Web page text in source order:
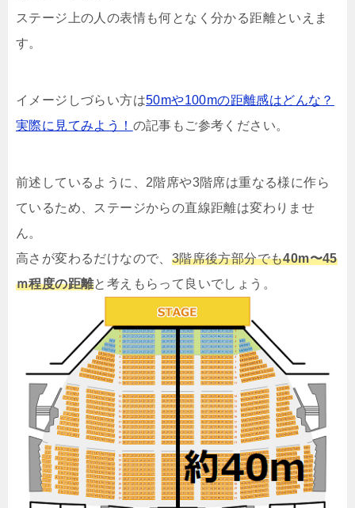
ステージ上の人の表情も何となく分かる距離といえま
す。
イメージしづらい方は50mや100mの距離感はどんな？
実際に見てみよう！ の記事もご参考ください。
前述しているように、2階席や3階席は重なる様に作ら
ているため、ステージからの直線距離は変わりませ
ん。
高さが変わるだけなので、 3階席後方部分でも40m〜45
ｍ程度の距離と考えもらって良いでしょう。